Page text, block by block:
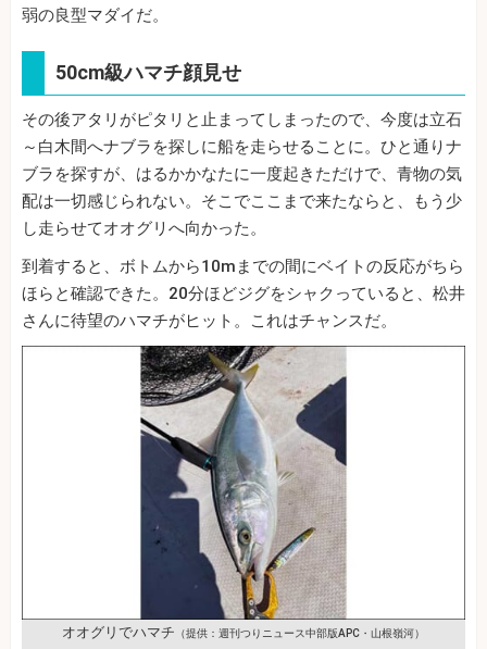
弱の良型マダイだ。
50cm級ハマチ顔見せ
その後アタリがピタリと止まってしまったので、今度は立石
～白木間へナブラを探しに船を走らせることに。ひと通りナ
ブラを探すが、はるかかなたに一度起きただけで、青物の気
配は一切感じられない。そこでここまで来たならと、もう少
し走らせてオオグリへ向かった。
到着すると、ボトムから10mまでの間にベイトの反応がちら
ほらと確認できた。20分ほどジグをシャクっていると、松井
さんに待望のハマチがヒット。これはチャンスだ。
オオグリでハマチ （提供：週刊つりニュース中部版APC・山根嶺河）